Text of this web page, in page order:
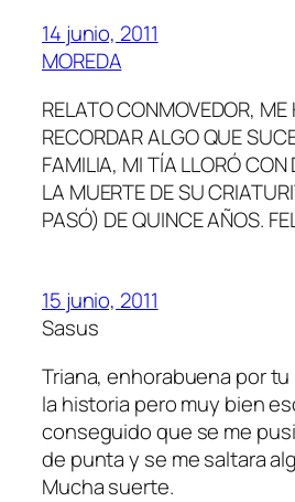
14 junio, 2011
MOREDA
RELATO CONMOVEDOR, ME
RECORDAR ALGO QUE
FAMILIA, MI TÍA LLORÓ CON
LA MUERTE DE SU
PASÓ) DE QUINCE AÑOS.
15 junio, 2011
Sasus
Triana, enhorabuena por
la historia pero muy bien
conseguido que se me
de punta y se me saltara
Mucha suerte.